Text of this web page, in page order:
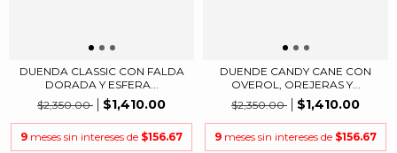
DUENDA CLASSIC CON FALDA
DORADA Y ESFERA...
$2,350.00
$1,410.00
9 meses sin intereses de $156.67
DUENDE CANDY CANE CON
OVEROL, OREJERAS Y...
$2,350.00
$1,410.00
9 meses sin intereses de $156.67